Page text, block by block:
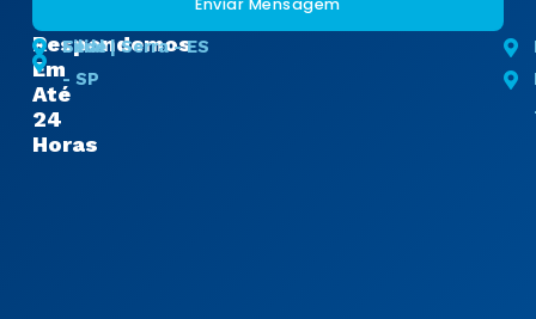
Enviar Mensagem
Respondemos
Em
Até
24
Horas
Sede
- SP
Filial | Serra - ES